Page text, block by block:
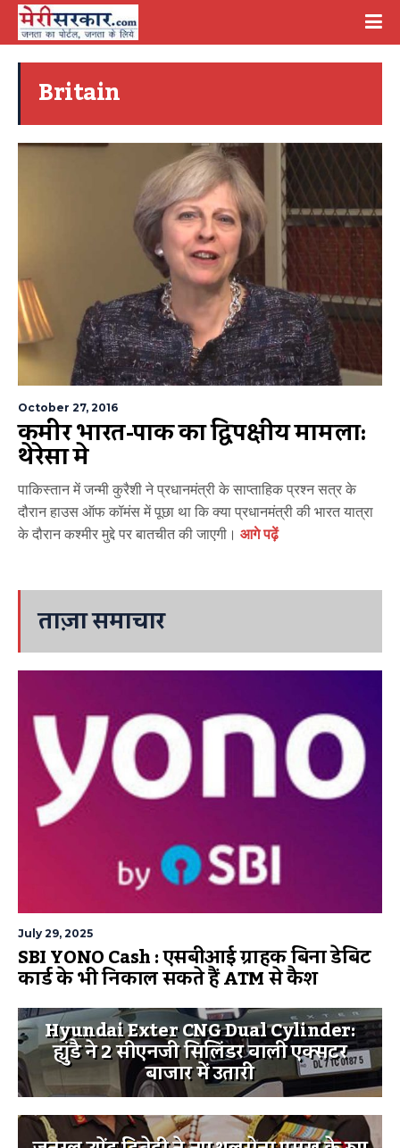
Britain
October 27, 2016
कश्मीर भारत-पाक का द्विपक्षीय मामला:
थेरेसा मे
पाकिस्तान में जन्मी कुरैशी ने प्रधानमंत्री के साप्ताहिक प्रश्न सत्र के
दौरान हाउस ऑफ कॉमंस में पूछा था कि क्या प्रधानमंत्री की भारत यात्रा
के दौरान कश्मीर मुद्दे पर बातचीत की जाएगी। आगे पढ़ें
ताज़ा समाचार
July 29, 2025
SBI YONO Cash : एसबीआई ग्राहक बिना डेबिट
कार्ड के भी निकाल सकते हैं ATM से कैश
Hyundai Exter CNG Dual Cylinder:
ह्युंडै ने 2 सीएनजी सिलिंडर वाली एक्सटर
बाजार में उतारी